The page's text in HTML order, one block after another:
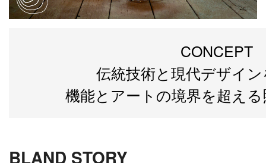
CONCEPT
伝統技術と現代デザイ
機能とアートの境界を超え
BLAND STORY